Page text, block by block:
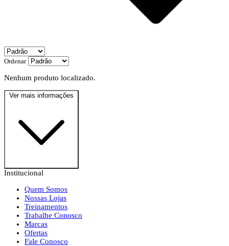
Ordenar
Nenhum produto localizado.
Ver mais informações
Institucional
Quem Somos
Nossas Lojas
Treinamentos
Trabalhe Conosco
Marcas
Ofertas
Fale Conosco